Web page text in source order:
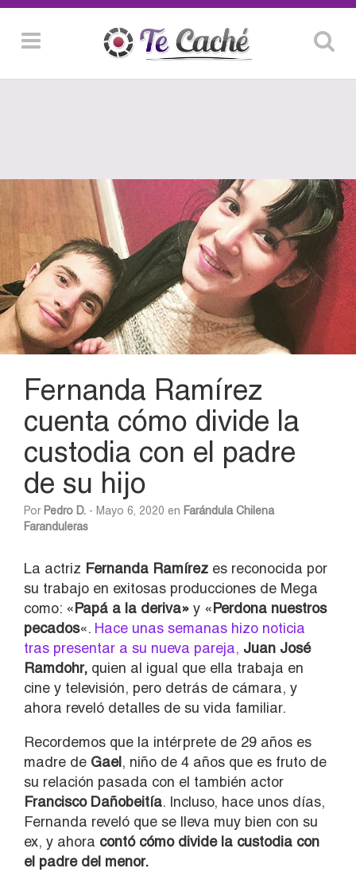
Fernanda Ramírez
cuenta cómo divide la
custodia con el padre
de su hijo
Por Pedro D. - Mayo 6, 2020 en Farándula Chilena
Faranduleras
La actriz Fernanda Ramírez es reconocida por
su trabajo en exitosas producciones de Mega
como: «Papá a la deriva» y «Perdona nuestros
pecados«. Hace unas semanas hizo noticia
tras presentar a su nueva pareja, Juan José
Ramdohr, quien al igual que ella trabaja en
cine y televisión, pero detrás de cámara, y
ahora reveló detalles de su vida familiar.
Recordemos que la intérprete de 29 años es
madre de Gael, niño de 4 años que es fruto de
su relación pasada con el también actor
Francisco Dañobeitía. Incluso, hace unos días,
Fernanda reveló que se lleva muy bien con su
ex, y ahora contó cómo divide la custodia con
el padre del menor.